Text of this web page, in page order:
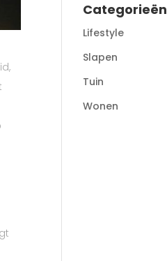
Categorieën
Lifestyle
Slapen
Tuin
Wonen